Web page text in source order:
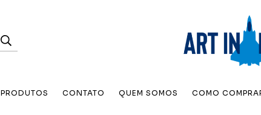
PRODUTOS CONTATO QUEM SOMOS COMO